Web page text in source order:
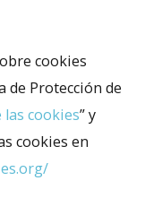
cookies
de Protección de
las cookies” y
cookies en